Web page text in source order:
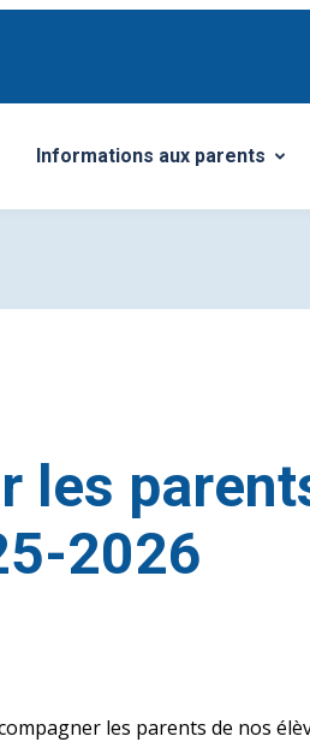
le sous-menu
Informations aux parents
Ouvrir/Fermer le sous-menu
les
2026
les parents de nos